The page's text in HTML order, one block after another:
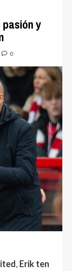
pasión y
0
, Erik ten